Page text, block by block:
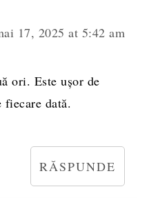
17, 2025 at 5:42 am
ori. Este ușor de
dată.
RĂSPUNDE